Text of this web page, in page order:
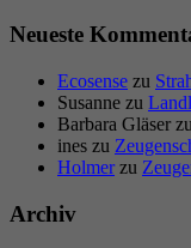
Neueste
Ecosense zu
Susanne zu
Barbara Gläser zu
ines zu
Holmerzu
Archiv